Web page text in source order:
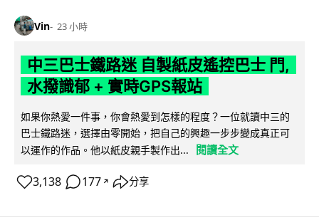
Vin 23 小時
中三巴士鐵路迷 自製紙皮遙控巴士 門,
水撥識郁 + 實時GPS報站
如果你熱愛一件事，你會熱愛到怎樣的程度？一位就讀中三的
巴士鐵路迷，選擇由零開始，把自己的興趣一步步變成真正可
以運作的作品。他以紙皮親手製作出...
閱讀全文
3,138 177 ↗ 分享